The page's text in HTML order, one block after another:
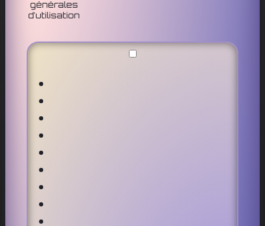
générales
d'utilisation